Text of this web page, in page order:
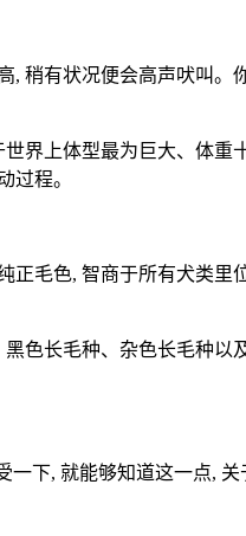
稍有状况便会高声吠叫。
界上体型最为巨大、体重
过程。
毛色, 智商于所有犬类里
色长毛种、杂色长毛种以
下, 就能够知道这一点,